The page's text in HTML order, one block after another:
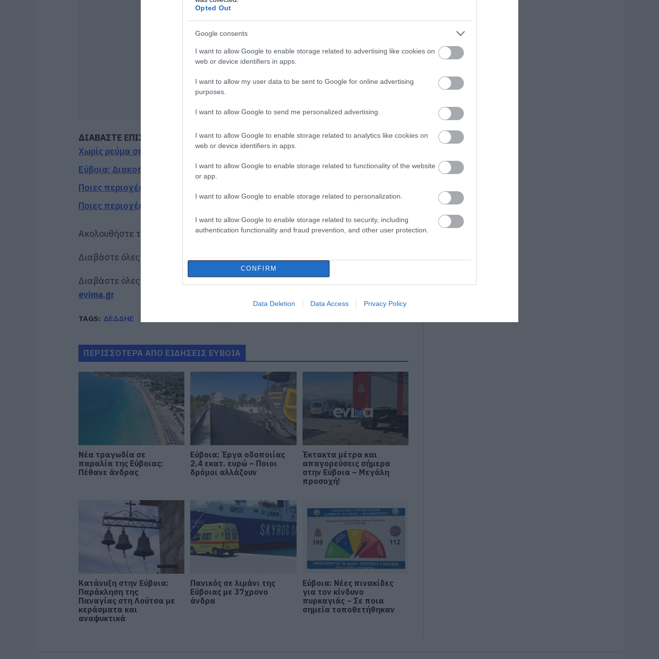
Opted Out
Google consents
I want to allow Google to enable storage related to advertising like cookies on
web or device identifiers in apps.
I want to allow my user data to be sent to Google for online advertising
purposes.
I want to allow Google to send me personalized advertising.
I want to allow Google to enable storage related to analytics like cookies on
web or device identifiers in apps.
I want to allow Google to enable storage related to functionality of the website
or app.
I want to allow Google to enable storage related to personalization.
I want to allow Google to enable storage related to security, including
authentication functionality and fraud prevention, and other user protection.
CONFIRM
Data Deletion Data Access Privacy Policy
ΔΙΑΒΑΣΤΕ ΕΠΙΣΗΣ
Χωρίς ρεύμα σήμερα Κυριακή 9, Αυγούστου πολλές περιοχές στην Εύβοια
Εύβοια: Διακοπή ρεύματος αύριο πολλές περιοχές- Πίνακας
Ποιες περιοχές δεν θα έχουν ρεύμα σήμερα στην Εύβοια
Ποιες περιοχές θα έχουν σήμερα (6/8) διακοπή ρεύματος στην Εύβοια
Ακολουθήστε το evima.gr στοGoogle News
Διαβάστε όλες τις ειδήσεις για την Εύβοια
Διαβάστε όλες τις τελευταίες ειδήσειςγια τηνΕλλάδακαι τον
evima.gr
TAGS: ΔΕΔΔΗΕ
ΠΕΡΙΣΣΟΤΕΡΑ ΑΠΟ ΕΙΔΗΣΕΙΣ ΕΥΒΟΙΑ
Νέα τραγωδία σε
παραλία της Εύβοιας:
Πέθανε άνδρας
Εύβοια: Έργα οδοποιίας
2,4 εκατ. ευρώ – Ποιοι
δρόμοι αλλάζουν
Έκτακτα μέτρα και
απαγορεύσεις σήμερα
στην Εύβοια – Μεγάλη
προσοχή!
Κατάνυξη στην Εύβοια:
Παράκληση της
Παναγίας στη Λούτσα με
κεράσματα και
αναψυκτικά
Πανικός σε λιμάνι της
Εύβοιας με 37χρονο
άνδρα
Εύβοια: Νέες πινακίδες
για τον κίνδυνο
πυρκαγιάς – Σε ποια
σημεία τοποθετήθηκαν
δρόμο- Η έκκληση
οδηγούς
Ο Λευτέρης
Ιστιαία!